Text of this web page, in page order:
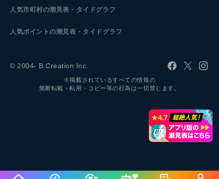
人気市町村の潮見表・タイドグラフ
人気ポイントの潮見表・タイドグラフ
© 2004- B.Creation Inc.
※掲載されているすべての情報の
無断転載・転用・コピー等の行為は一切禁じます。